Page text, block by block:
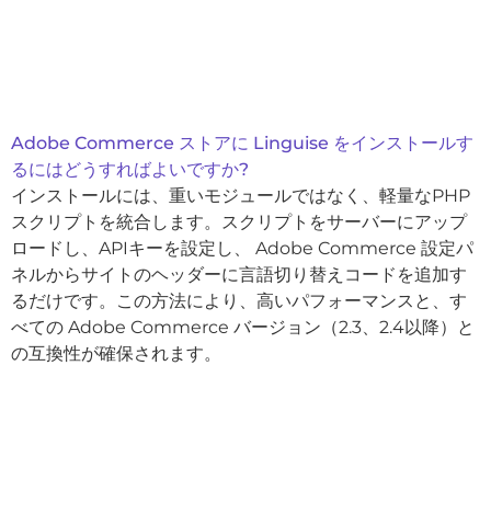
Adobe Commerce ストアに Linguise をインストールす
るにはどうすればよいですか?
インストールには、重いモジュールではなく、軽量なPHP
スクリプトを統合します。スクリプトをサーバーにアップ
ロードし、APIキーを設定し、 Adobe Commerce 設定パ
ネルからサイトのヘッダーに言語切り替えコードを追加す
るだけです。この方法により、高いパフォーマンスと、す
べての Adobe Commerce バージョン（2.3、2.4以降）と
の互換性が確保されます。